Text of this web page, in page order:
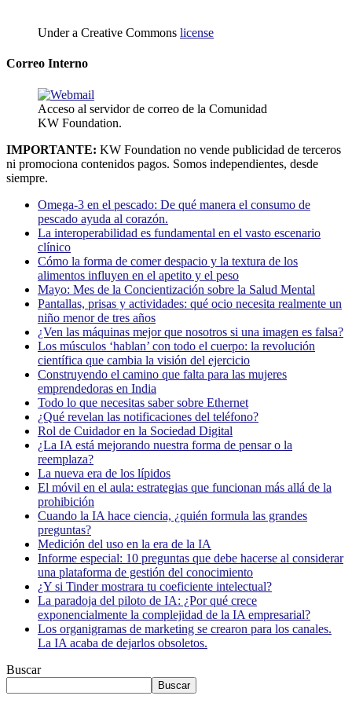
Under a Creative Commons license
Correo Interno
Acceso al servidor de correo de la Comunidad
KW Foundation.
IMPORTANTE: KW Foundation no vende publicidad de terceros
ni promociona contenidos pagos. Somos independientes, desde
siempre.
Omega-3 en el pescado: De qué manera el consumo de
pescado ayuda al corazón.
La interoperabilidad es fundamental en el vasto escenario
clínico
Cómo la forma de comer despacio y la textura de los
alimentos influyen en el apetito y el peso
Mayo: Mes de la Concientización sobre la Salud Mental
Pantallas, prisas y actividades: qué ocio necesita realmente un
niño menor de tres años
¿Ven las máquinas mejor que nosotros si una imagen es falsa?
Los músculos ‘hablan’ con todo el cuerpo: la revolución
científica que cambia la visión del ejercicio
Construyendo el camino que falta para las mujeres
emprendedoras en India
Todo lo que necesitas saber sobre Ethernet
¿Qué revelan las notificaciones del teléfono?
Rol de Cuidador en la Sociedad Digital
¿La IA está mejorando nuestra forma de pensar o la
reemplaza?
La nueva era de los lípidos
El móvil en el aula: estrategias que funcionan más allá de la
prohibición
Cuando la IA hace ciencia, ¿quién formula las grandes
preguntas?
Medición del uso en la era de la IA
Informe especial: 10 preguntas que debe hacerse al considerar
una plataforma de gestión del conocimiento
¿Y si Tinder mostrara tu coeficiente intelectual?
La paradoja del piloto de IA: ¿Por qué crece
exponencialmente la complejidad de la IA empresarial?
Los organigramas de marketing se crearon para los canales.
La IA acaba de dejarlos obsoletos.
Buscar
Buscar